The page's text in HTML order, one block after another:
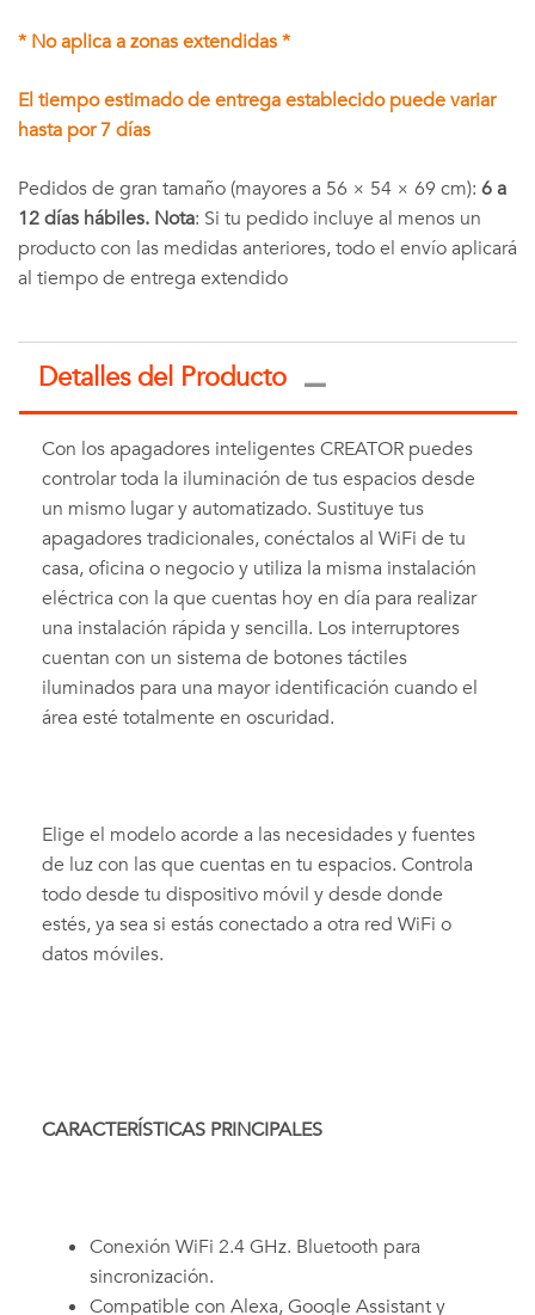
* No aplica a zonas extendidas *
El tiempo estimado de entrega establecido puede variar
hasta por 7 días
Pedidos de gran tamaño (mayores a 56 × 54 × 69 cm): 6 a
12 días hábiles. Nota: Si tu pedido incluye al menos un
producto con las medidas anteriores, todo el envío aplicará
al tiempo de entrega extendido
Detalles del Producto
Con los apagadores inteligentes CREATOR puedes
controlar toda la iluminación de tus espacios desde
un mismo lugar y automatizado. Sustituye tus
apagadores tradicionales, conéctalos al WiFi de tu
casa, oficina o negocio y utiliza la misma instalación
eléctrica con la que cuentas hoy en día para realizar
una instalación rápida y sencilla. Los interruptores
cuentan con un sistema de botones táctiles
iluminados para una mayor identificación cuando el
área esté totalmente en oscuridad.
Elige el modelo acorde a las necesidades y fuentes
de luz con las que cuentas en tu espacios. Controla
todo desde tu dispositivo móvil y desde donde
estés, ya sea si estás conectado a otra red WiFi o
datos móviles.
CARACTERÍSTICAS PRINCIPALES
Conexión WiFi 2.4 GHz. Bluetooth para
sincronización.
Compatible con Alexa, Google Assistant y